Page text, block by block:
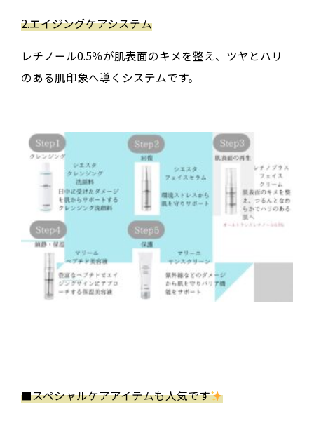
2.エイジングケアシステム
レチノール0.5％が肌表面のキメを整え、ツヤとハリ
のある肌印象へ導くシステムです。
■スペシャルケアアイテムも人気です